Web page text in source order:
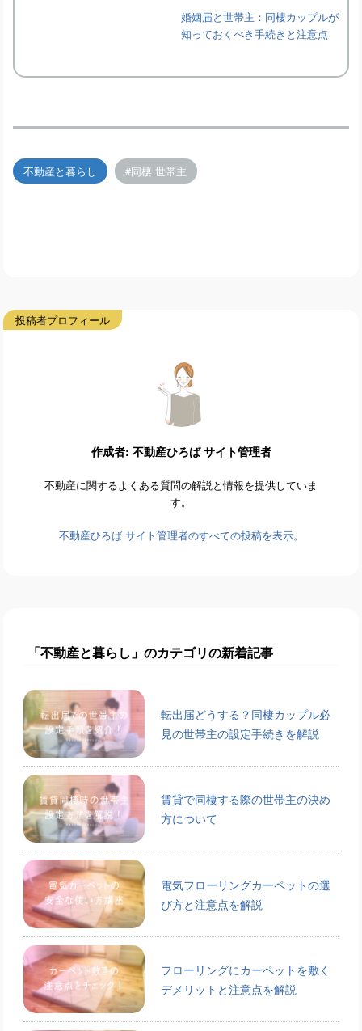
婚姻届と世帯主：同棲カップルが
知っておくべき手続きと注意点
不動産と暮らし 同棲 世帯主
作成者: 不動産ひろば サイト管理者
不動産に関するよくある質問の解説と情報を提供していま
す。
不動産ひろば サイト管理者のすべての投稿を表示。
「不動産と暮らし」のカテゴリの新着記事
転出届どうする？同棲カップル必
見の世帯主の設定手続きを解説
賃貸で同棲する際の世帯主の決め
方について
電気フローリングカーペットの選
び方と注意点を解説
フローリングにカーペットを敷く
デメリットと注意点を解説